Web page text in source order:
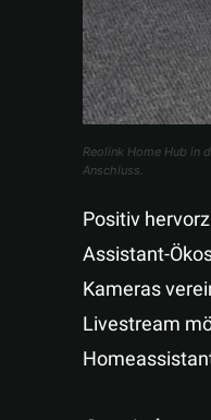
Reolink Home Hub in
Anschluss.
Positiv
Assistant-
Kameras
Livestream